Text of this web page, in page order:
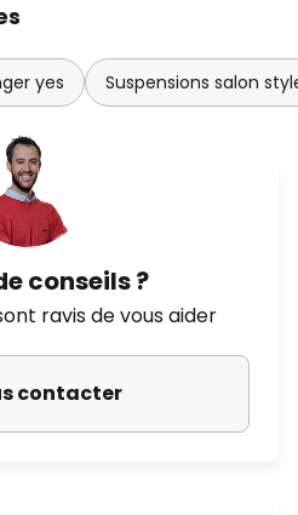
yes Suspensions salon
conseils ?
ravis de vous aider
contacter